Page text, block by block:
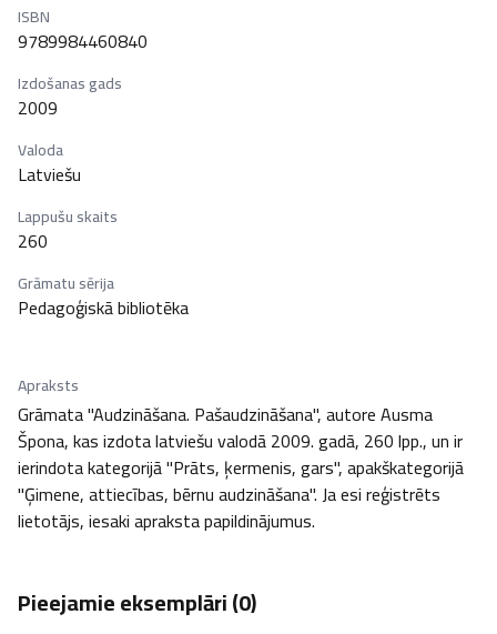
ISBN
9789984460840
Izdošanas gads
2009
Valoda
Latviešu
Lappušu skaits
260
Grāmatu sērija
Pedagoģiskā bibliotēka
Apraksts
Grāmata "Audzināšana. Pašaudzināšana", autore Ausma
Špona, kas izdota latviešu valodā 2009. gadā, 260 lpp., un ir
ierindota kategorijā "Prāts, ķermenis, gars", apakškategorijā
"Ģimene, attiecības, bērnu audzināšana". Ja esi reģistrēts
lietotājs, iesaki apraksta papildinājumus.
Pieejamie eksemplāri (0)